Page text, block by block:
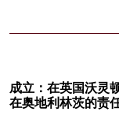
成立：在英国沃灵
在奥地利林茨的责